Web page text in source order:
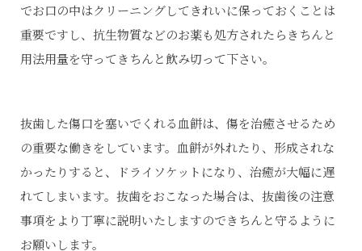
でお口の中はクリーニングしてきれいに保っておくことは
重要ですし、抗生物質などのお薬も処方されたらきちんと
用法用量を守ってきちんと飲み切って下さい。
抜歯した傷口を塞いでくれる血餅は、傷を治癒させるため
の重要な働きをしています。血餅が外れたり、形成されな
かったりすると、ドライソケットになり、治癒が大幅に遅
れてしまいます。抜歯をおこなった場合は、抜歯後の注意
事項をより丁寧に説明いたしますのできちんと守るように
お願いします。